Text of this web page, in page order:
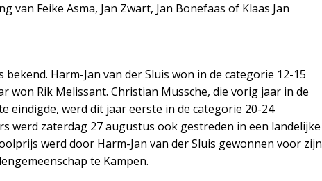
van Feike Asma, Jan Zwart, Jan Bonefaas of Klaas Jan
Harm-Jan van der Sluis won in de categorie 12-15
won Rik Melissant. Christian Mussche, die vorig jaar in de
eindigde, werd dit jaar eerste in de categorie 20-24
werd zaterdag 27 augustus ook gestreden in een landelijke
werd door Harm-Jan van der Sluis gewonnen voor zijn
te Kampen.